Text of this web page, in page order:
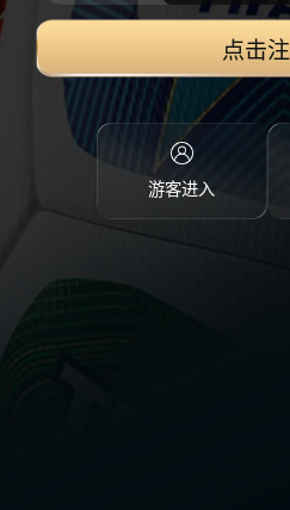
点击
游客进入